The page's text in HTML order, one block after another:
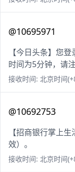
@10695971
【今日头条】您
时间为5分钟，请
接收时间: 北京时间
@10692753
【招商银行掌上
效）。
接收时间: 北京时间